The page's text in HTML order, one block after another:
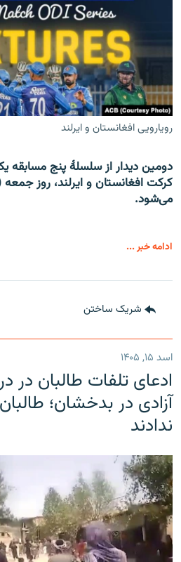
رویارویی افغانستان و ایرلند
دومین دیدار از سلسلۀ پنج مسابقه
می‌شود.
ادامه خبر ...
شریک ساختن
اسد ۱۵, ۱۴۰۵
ادعای تلفات طالبان در
آزادی در بدخشان؛
ندادند